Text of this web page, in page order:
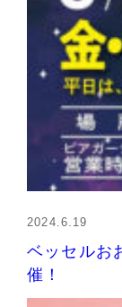
2024.6.19
ベッセルお
催！